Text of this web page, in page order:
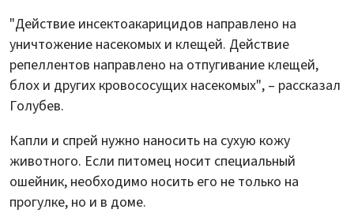
"Действие инсектоакарицидов направлено на
уничтожение насекомых и клещей. Действие
репеллентов направлено на отпугивание клещей,
блох и других кровососущих насекомых", – рассказал
Голубев.
Капли и спрей нужно наносить на сухую кожу
животного. Если питомец носит специальный
ошейник, необходимо носить его не только на
прогулке, но и в доме.